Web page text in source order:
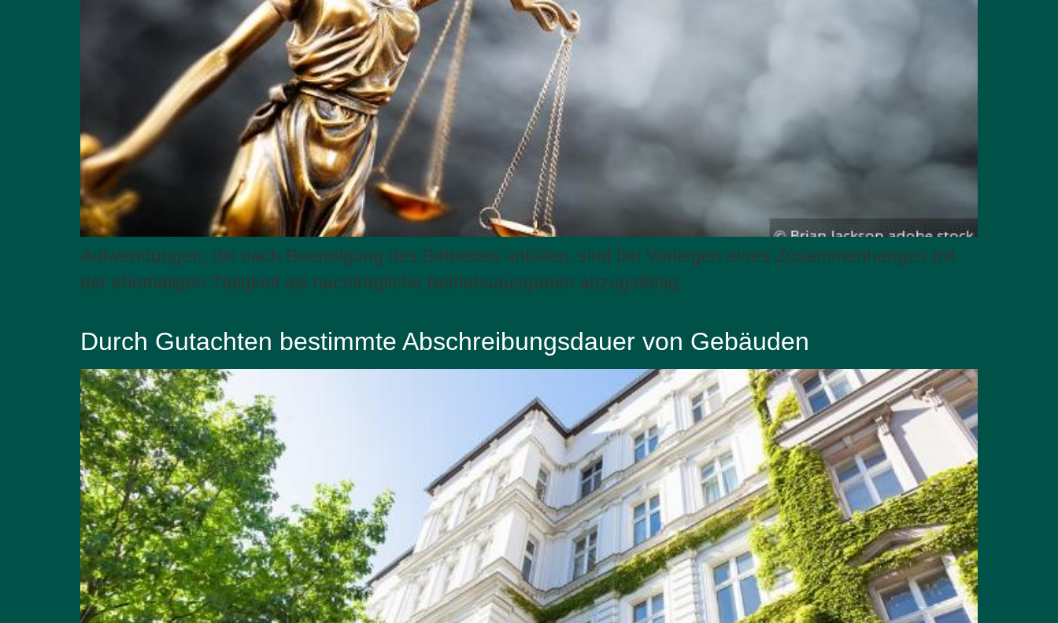
Aufwendungen, die nach Beendigung des Betriebes anfallen, sind bei Vorliegen eines Zusammenhanges mit
der ehemaligen Tätigkeit als nachträgliche Betriebsausgaben abzugsfähig.
Durch Gutachten bestimmte Abschreibungsdauer von Gebäuden